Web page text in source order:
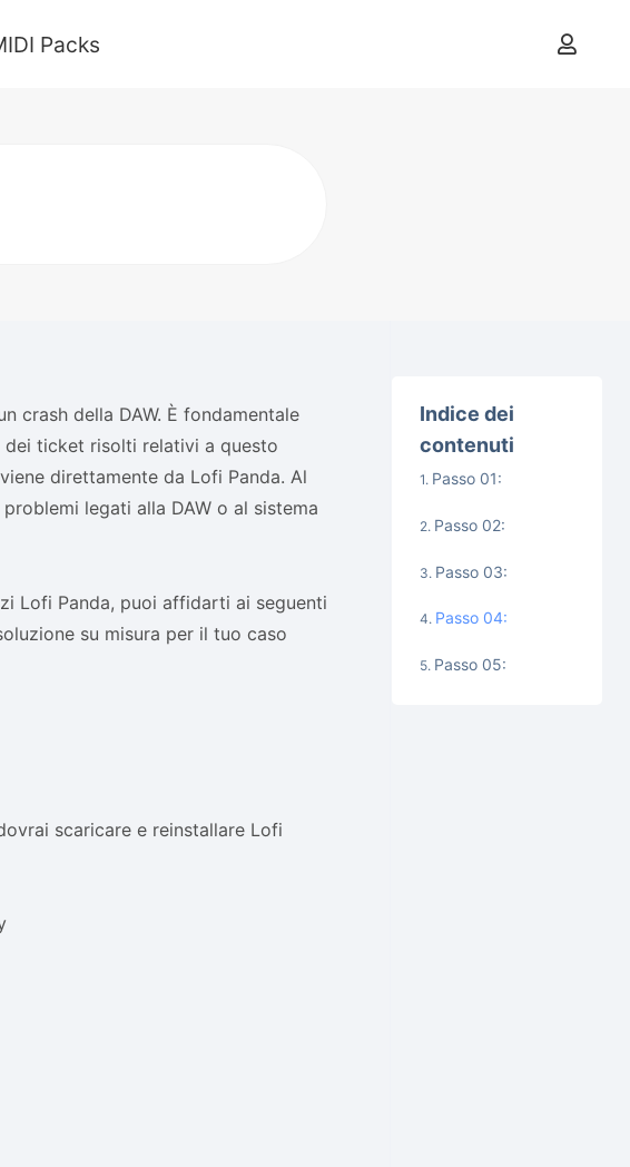
Packs
crash della DAW. È fondamentale
ticket risolti relativi a questo
direttamente da Lofi Panda. Al
legati alla DAW o al sistema
Lofi Panda, puoi affidarti ai seguenti
su misura per il tuo caso
scaricare e reinstallare Lofi
Indice dei
contenuti
Passo 01:
Passo 02:
Passo 03:
Passo 04:
Passo 05: